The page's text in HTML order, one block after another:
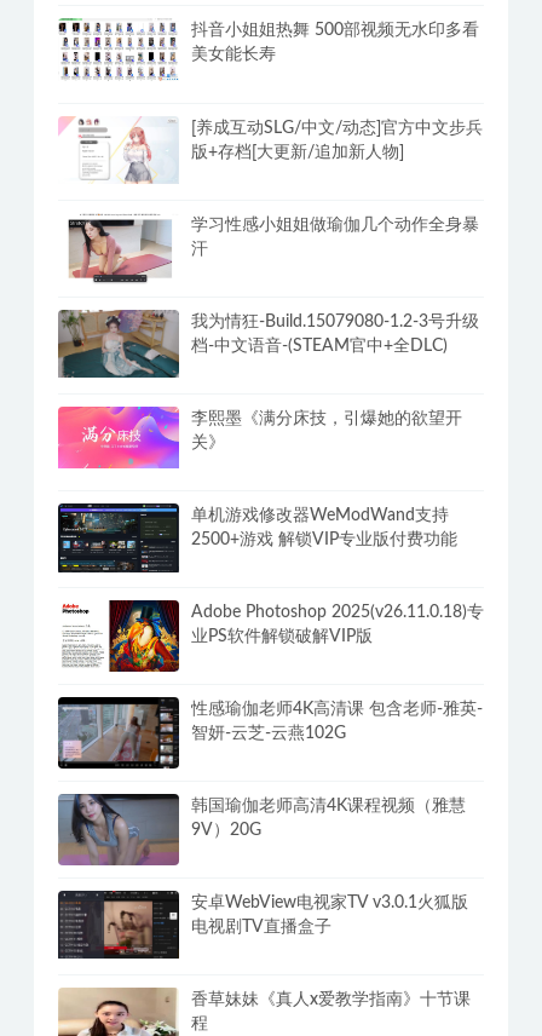
抖音小姐姐热舞 500部视频无水印多看
美女能长寿
[养成互动SLG/中文/动态]官方中文步兵
版+存档[大更新/追加新人物]
学习性感小姐姐做瑜伽几个动作全身暴
汗
我为情狂-Build.15079080-1.2-3号升级
档-中文语音-(STEAM官中+全DLC)
李熙墨《满分床技，引爆她的欲望开
关》
单机游戏修改器WeModWand支持
2500+游戏 解锁VIP专业版付费功能
Adobe Photoshop 2025(v26.11.0.18)专
业PS软件解锁破解VIP版
性感瑜伽老师4K高清课 包含老师-雅英-
智妍-云芝-云燕102G
韩国瑜伽老师高清4K课程视频（雅慧
9V）20G
安卓WebView电视家TV v3.0.1火狐版
电视剧TV直播盒子
香草妹妹《真人x爱教学指南》十节课
程